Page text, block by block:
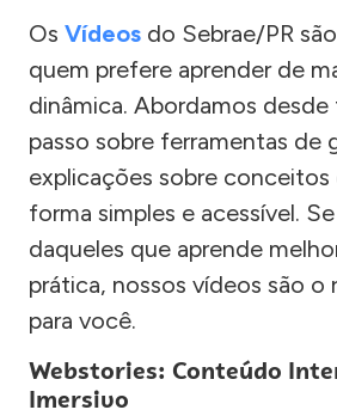
Os Vídeos do Sebrae/PR
quem prefere aprender de
dinâmica. Abordamos desde
passo sobre ferramentas de
explicações sobre
forma simples e acessível.
daqueles que aprende
prática, nossos vídeos são o
para você.
Webstories: Conteúdo
Imersivo